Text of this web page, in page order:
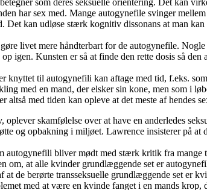
har sex med. Mange autogynefile svinger
kan udløse stærk kognitiv dissonans at man
livet mere håndterbart for de autogynefile.
igen. Kunsten er så at finde den rette dosis så
knyttet til autogynefili kan aftage med tid, f.eks.
med en mand, der elsker sin kone, men som i
altså med tiden kan opleve at det meste af
skamfølelse over at have en anderledes
og opbakning i miljøet. Lawrence insisterer på
bliver mødt med stærk kritik fra mange
om, at alle kvinder grundlæggende set er
de berørte transseksuelle grundlæggende set er
med at være en kvinde fanget i en mands